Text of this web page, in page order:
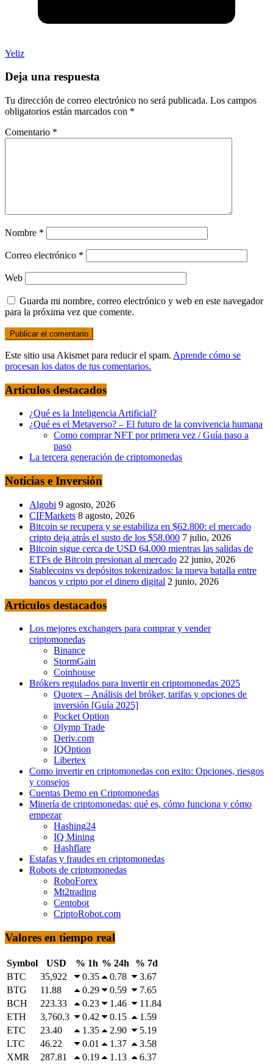
Yeliz
Deja una respuesta
Tu dirección de correo electrónico no será publicada. Los campos
obligatorios están marcados con *
Comentario *
Nombre *
Correo electrónico *
Web
Guarda mi nombre, correo electrónico y web en este navegador
para la próxima vez que comente.
Este sitio usa Akismet para reducir el spam. Aprende cómo se
procesan los datos de tus comentarios.
Articulos destacados
¿Qué es la Inteligencia Artificial?
¿Qué es el Metaverso? – El futuro de la convivencia humana
Como comprar NFT por primera vez / Guía paso a
paso
La tercera generación de criptomonedas
Noticias e Inversión
Algobi 9 agosto, 2026
CIFMarkets 8 agosto, 2026
Bitcoin se recupera y se estabiliza en $62.800: el mercado
cripto deja atrás el susto de los $58.000 7 julio, 2026
Bitcoin sigue cerca de USD 64.000 mientras las salidas de
ETFs de Bitcoin presionan al mercado 22 junio, 2026
Stablecoins vs depósitos tokenizados: la nueva batalla entre
bancos y cripto por el dinero digital 2 junio, 2026
Articulos destacados
Los mejores exchangers para comprar y vender
criptomonedas
Binance
StormGain
Coinhouse
Brókers regulados para invertir en criptomonedas 2025
Quotex – Análisis del bróker, tarifas y opciones de
inversión [Guía 2025]
Pocket Option
Olymp Trade
Deriv.com
IQOption
Libertex
Como invertir en criptomonedas con exito: Opciones, riesgos
y consejos
Cuentas Demo en Criptomonedas
Minería de criptomonedas: qué es, cómo funciona y cómo
empezar
Hashing24
IQ Mining
Hashflare
Estafas y fraudes en criptomonedas
Robots de criptomonedas
RoboForex
Mt2trading
Centobot
CriptoRobot.com
Valores en tiempo real
Symbol USD % 1h % 24h
% 7d
BTC
35,922 0.35 0.78
3.67
BTG
11.88 0.29 0.59
7.65
BCH
223.33 0.23 1.46
11.84
ETH
3,760.3 0.42 0.15
1.59
ETC
23.40 1.35 2.90
5.19
LTC
46.22 0.01 1.37
3.58
XMR
287.81 0.19 1.13
6.37